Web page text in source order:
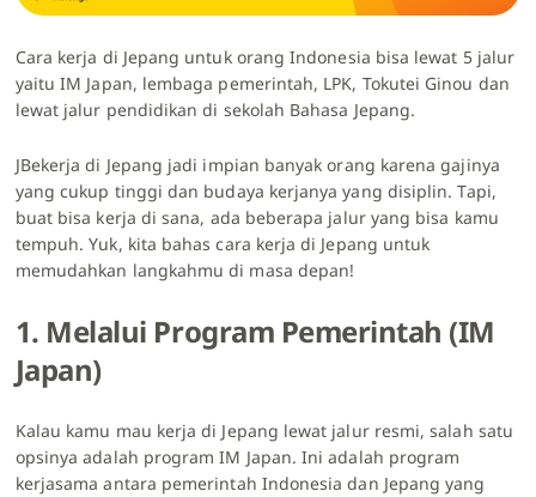
Cara kerja di Jepang untuk orang Indonesia bisa lewat 5 jalur
yaitu IM Japan, lembaga pemerintah, LPK, Tokutei Ginou dan
lewat jalur pendidikan di sekolah Bahasa Jepang.
JBekerja di Jepang jadi impian banyak orang karena gajinya
yang cukup tinggi dan budaya kerjanya yang disiplin. Tapi,
buat bisa kerja di sana, ada beberapa jalur yang bisa kamu
tempuh. Yuk, kita bahas cara kerja di Jepang untuk
memudahkan langkahmu di masa depan!
1. Melalui Program Pemerintah (IM
Japan)
Kalau kamu mau kerja di Jepang lewat jalur resmi, salah satu
opsinya adalah program IM Japan. Ini adalah program
kerjasama antara pemerintah Indonesia dan Jepang yang